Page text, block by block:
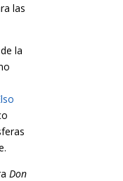
las
la
Don